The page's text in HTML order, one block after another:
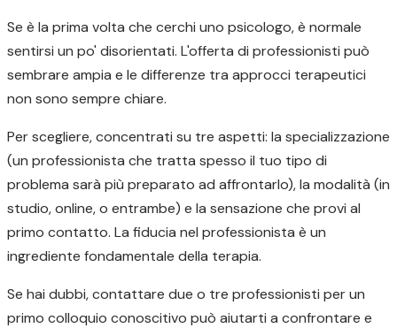
Se è la prima volta che cerchi uno psicologo, è normale
sentirsi un po' disorientati. L'offerta di professionisti può
sembrare ampia e le differenze tra approcci terapeutici
non sono sempre chiare.
Per scegliere, concentrati su tre aspetti: la specializzazione
(un professionista che tratta spesso il tuo tipo di
problema sarà più preparato ad affrontarlo), la modalità (in
studio, online, o entrambe) e la sensazione che provi al
primo contatto. La fiducia nel professionista è un
ingrediente fondamentale della terapia.
Se hai dubbi, contattare due o tre professionisti per un
primo colloquio conoscitivo può aiutarti a confrontare e